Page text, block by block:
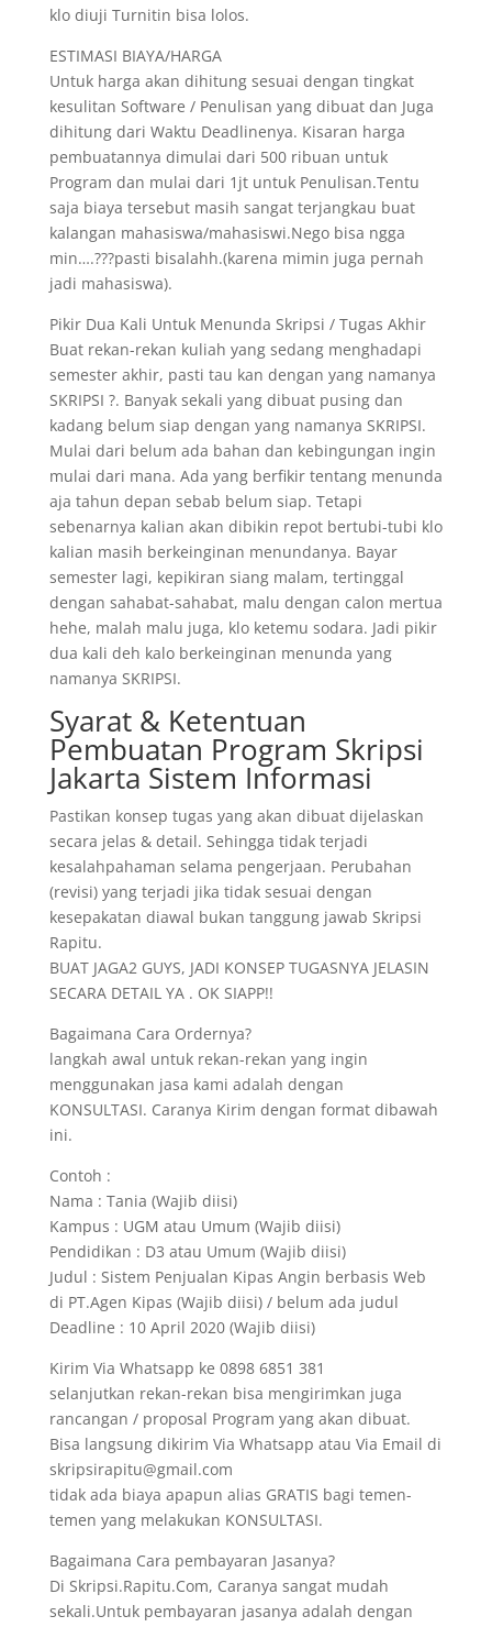
klo diuji Turnitin bisa lolos.
ESTIMASI BIAYA/HARGA
Untuk harga akan dihitung sesuai dengan tingkat
kesulitan Software / Penulisan yang dibuat dan Juga
dihitung dari Waktu Deadlinenya. Kisaran harga
pembuatannya dimulai dari 500 ribuan untuk
Program dan mulai dari 1jt untuk Penulisan.Tentu
saja biaya tersebut masih sangat terjangkau buat
kalangan mahasiswa/mahasiswi.Nego bisa ngga
min….???pasti bisalahh.(karena mimin juga pernah
jadi mahasiswa).
Pikir Dua Kali Untuk Menunda Skripsi / Tugas Akhir
Buat rekan-rekan kuliah yang sedang menghadapi
semester akhir, pasti tau kan dengan yang namanya
SKRIPSI ?. Banyak sekali yang dibuat pusing dan
kadang belum siap dengan yang namanya SKRIPSI.
Mulai dari belum ada bahan dan kebingungan ingin
mulai dari mana. Ada yang berfikir tentang menunda
aja tahun depan sebab belum siap. Tetapi
sebenarnya kalian akan dibikin repot bertubi-tubi klo
kalian masih berkeinginan menundanya. Bayar
semester lagi, kepikiran siang malam, tertinggal
dengan sahabat-sahabat, malu dengan calon mertua
hehe, malah malu juga, klo ketemu sodara. Jadi pikir
dua kali deh kalo berkeinginan menunda yang
namanya SKRIPSI.
Syarat & Ketentuan
Pembuatan Program Skripsi
Jakarta Sistem Informasi
Pastikan konsep tugas yang akan dibuat dijelaskan
secara jelas & detail. Sehingga tidak terjadi
kesalahpahaman selama pengerjaan. Perubahan
(revisi) yang terjadi jika tidak sesuai dengan
kesepakatan diawal bukan tanggung jawab Skripsi
Rapitu.
BUAT JAGA2 GUYS, JADI KONSEP TUGASNYA JELASIN
SECARA DETAIL YA . OK SIAPP!!
Bagaimana Cara Ordernya?
langkah awal untuk rekan-rekan yang ingin
menggunakan jasa kami adalah dengan
KONSULTASI. Caranya Kirim dengan format dibawah
ini.
Contoh :
Nama : Tania (Wajib diisi)
Kampus : UGM atau Umum (Wajib diisi)
Pendidikan : D3 atau Umum (Wajib diisi)
Judul : Sistem Penjualan Kipas Angin berbasis Web
di PT.Agen Kipas (Wajib diisi) / belum ada judul
Deadline : 10 April 2020 (Wajib diisi)
Kirim Via Whatsapp ke 0898 6851 381
selanjutkan rekan-rekan bisa mengirimkan juga
rancangan / proposal Program yang akan dibuat.
Bisa langsung dikirim Via Whatsapp atau Via Email di
skripsirapitu@gmail.com
tidak ada biaya apapun alias GRATIS bagi temen-
temen yang melakukan KONSULTASI.
Bagaimana Cara pembayaran Jasanya?
Di Skripsi.Rapitu.Com, Caranya sangat mudah
sekali.Untuk pembayaran jasanya adalah dengan